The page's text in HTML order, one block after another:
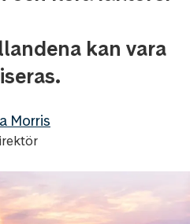
kan vara
Morris